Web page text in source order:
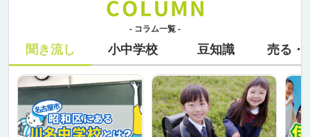
- コラム一覧 -
聞き流し 小中学校 豆知識 売る・